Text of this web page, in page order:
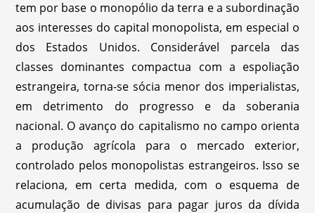
tem por base o monopólio da terra e a subordinação
aos interesses do capital monopolista, em especial o
dos Estados Unidos. Considerável parcela das
classes dominantes compactua com a espoliação
estrangeira, torna-se sócia menor dos imperialistas,
em detrimento do progresso e da soberania
nacional. O avanço do capitalismo no campo orienta
a produção agrícola para o mercado exterior,
controlado pelos monopolistas estrangeiros. Isso se
relaciona, em certa medida, com o esquema de
acumulação de divisas para pagar juros da dívida